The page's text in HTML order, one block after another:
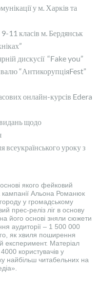
у м. Харків та
11 класів м. Бердянськ
дискусії “Fake you”
“АнтикорупціяFest”
онлайн-курсів Edera
щодо
всеукраїнського уроку з
якого фейковий
кампанії Альона Романюк
у громадському
прес-реліз ліг в основу
його основі зняли сюжети
аудиторії – 1 500 000
як хвиля поширення
експеримент. Матеріал
користувачів у
найбільш читабельних на